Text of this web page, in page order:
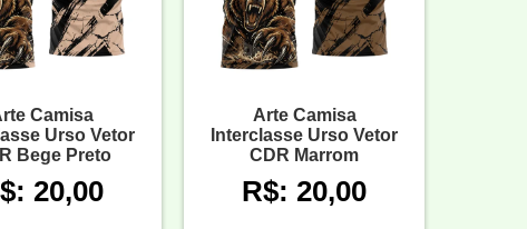
Camisa
Urso Vetor
Bege Preto
20,00
Arte Camisa
Interclasse Urso Vetor
CDR Marrom
R$: 20,00